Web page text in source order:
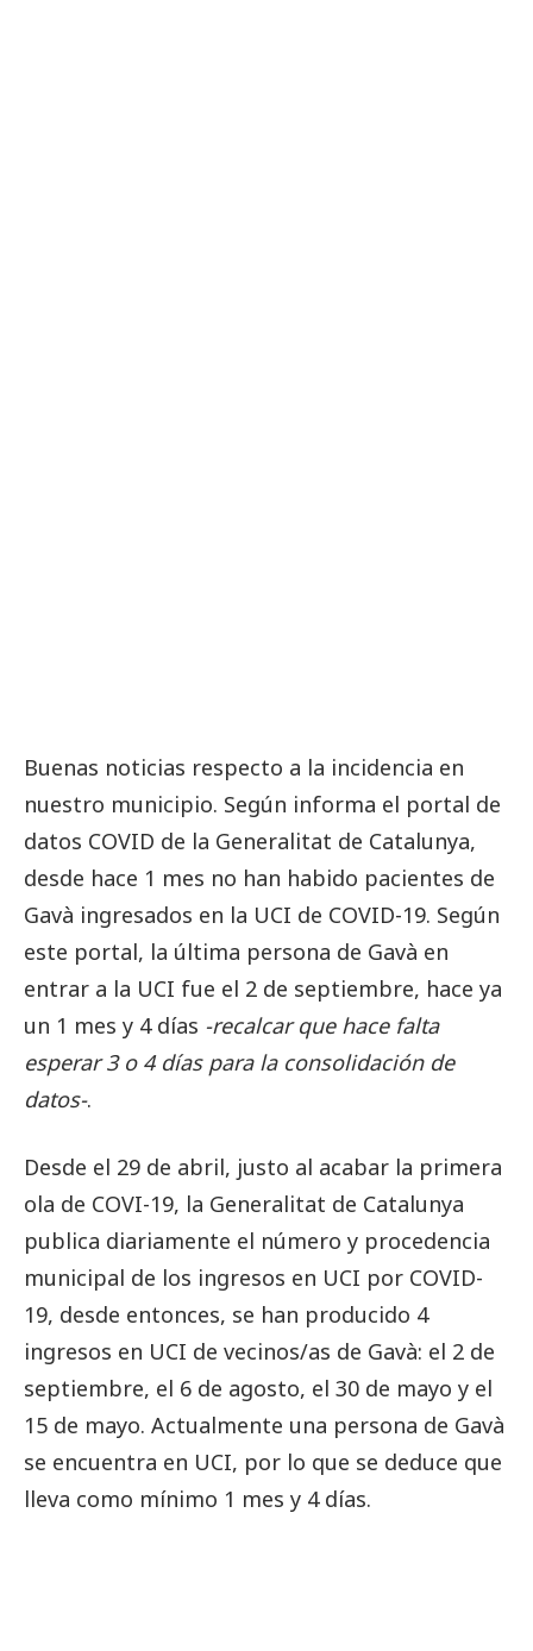
Buenas noticias respecto a la incidencia en
nuestro municipio. Según informa el portal de
datos COVID de la Generalitat de Catalunya,
desde hace 1 mes no han habido pacientes de
Gavà ingresados en la UCI de COVID-19. Según
este portal, la última persona de Gavà en
entrar a la UCI fue el 2 de septiembre, hace ya
un 1 mes y 4 días -recalcar que hace falta
esperar 3 o 4 días para la consolidación de
datos-.
Desde el 29 de abril, justo al acabar la primera
ola de COVI-19, la Generalitat de Catalunya
publica diariamente el número y procedencia
municipal de los ingresos en UCI por COVID-
19, desde entonces, se han producido 4
ingresos en UCI de vecinos/as de Gavà: el 2 de
septiembre, el 6 de agosto, el 30 de mayo y el
15 de mayo. Actualmente una persona de Gavà
se encuentra en UCI, por lo que se deduce que
lleva como mínimo 1 mes y 4 días.